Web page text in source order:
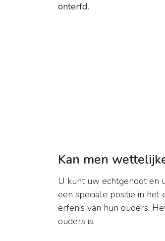
onterfd.
Kan men
U kunt uw echtgenoot en
een speciale positie in
erfenis van hun ouders.
ouders is.